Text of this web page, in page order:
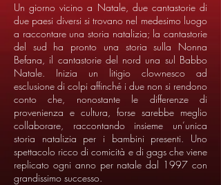
Un giorno vicino a Natale, due cantastorie di
due paesi diversi si trovano nel medesimo luogo
a raccontare una storia natalizia; la cantastorie
del sud ha pronto una storia sulla Nonna
Befana, il cantastorie del nord una sul Babbo
Natale. Inizia un litigio clownesco ad
esclusione di colpi affinché i due non si rendono
conto che, nonostante le differenze di
provenienza e cultura, forse sarebbe meglio
collaborare, raccontando insieme un’unica
storia natalizia per i bambini presenti. Uno
spettacolo ricco di comicità e di gags che viene
replicato ogni anno per natale dal 1997 con
grandissimo successo.